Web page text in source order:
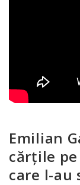
Emilian
cărțile
care l-au